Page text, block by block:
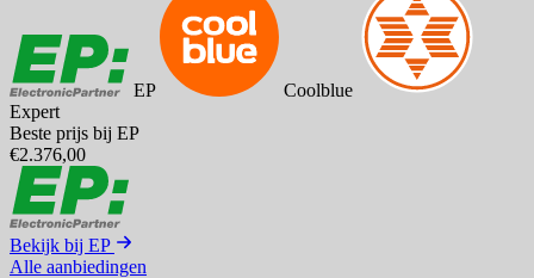
EP
Coolblue
Expert
Beste prijs bij EP
€2.376,00
Bekijk bij EP
Alle aanbiedingen